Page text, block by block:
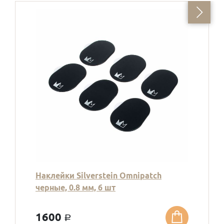
Наклейки Silverstein Omnipatch
черные, 0.8 мм, 6 шт
1600 a